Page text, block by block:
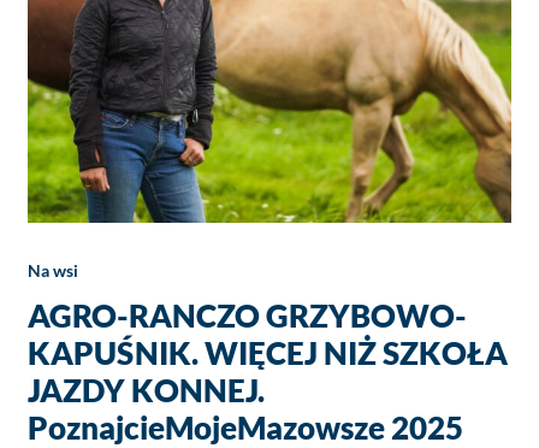
Na wsi
AGRO-RANCZO GRZYBOWO-
KAPUŚNIK. WIĘCEJ NIŻ SZKOŁA
JAZDY KONNEJ.
PoznajcieMojeMazowsze 2025